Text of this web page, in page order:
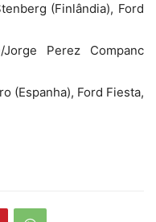
(Finlândia), Ford
Perez Companc
(Espanha), Ford Fiesta,